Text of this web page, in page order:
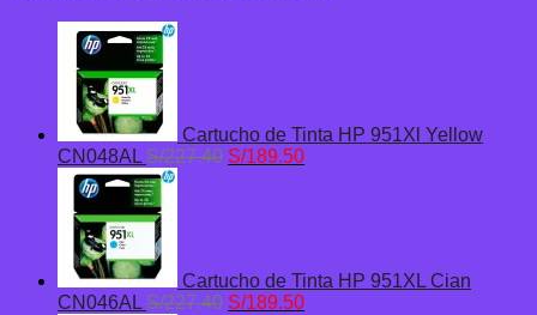
Cartucho de Tinta HP 951Xl Yellow
CN048AL S/227.40 El
S/189.50El
Cartucho de Tinta HP 951XL Cian
CN046AL S/227.40 El
S/189.50El